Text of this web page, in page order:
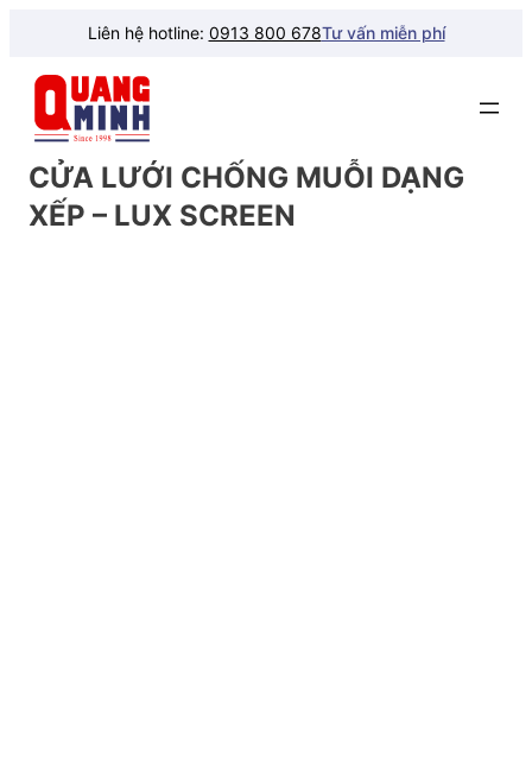
Liên hệ hotline: 0913 800 678Tư vấn miễn phí
CỬA LƯỚI CHỐNG MUỖI DẠNG
XẾP – LUX SCREEN